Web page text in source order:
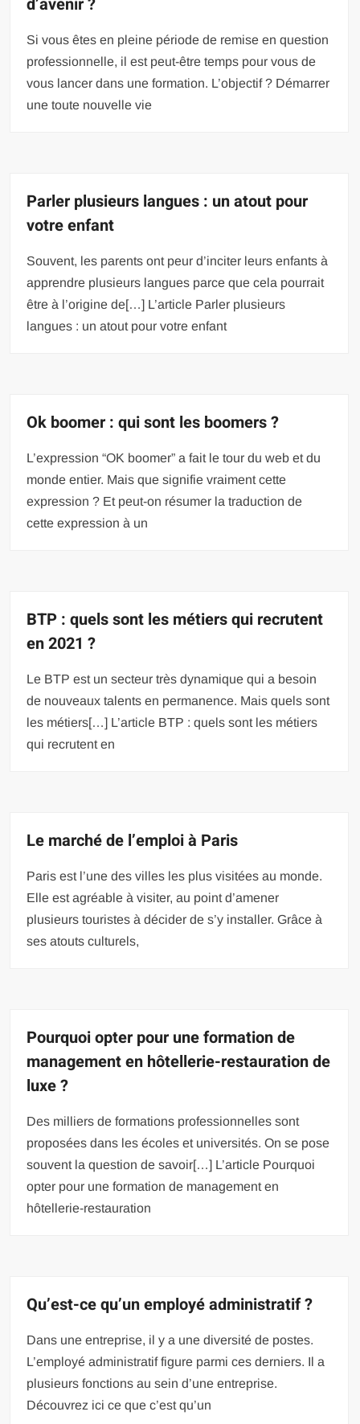
Si vous êtes en pleine période de remise en question
professionnelle, il est peut-être temps pour vous de
vous lancer dans une formation. L’objectif ? Démarrer
une toute nouvelle vie
Parler plusieurs langues : un atout pour
votre enfant
Souvent, les parents ont peur d’inciter leurs enfants à
apprendre plusieurs langues parce que cela pourrait
être à l’origine de[…] L’article Parler plusieurs
langues : un atout pour votre enfant
Ok boomer : qui sont les boomers ?
L’expression “OK boomer” a fait le tour du web et du
monde entier. Mais que signifie vraiment cette
expression ? Et peut-on résumer la traduction de
cette expression à un
BTP : quels sont les métiers qui recrutent
en 2021 ?
Le BTP est un secteur très dynamique qui a besoin
de nouveaux talents en permanence. Mais quels sont
les métiers[…] L’article BTP : quels sont les métiers
qui recrutent en
Le marché de l’emploi à Paris
Paris est l’une des villes les plus visitées au monde.
Elle est agréable à visiter, au point d’amener
plusieurs touristes à décider de s’y installer. Grâce à
ses atouts culturels,
Pourquoi opter pour une formation de
management en hôtellerie-restauration de
luxe ?
Des milliers de formations professionnelles sont
proposées dans les écoles et universités. On se pose
souvent la question de savoir[…] L’article Pourquoi
opter pour une formation de management en
hôtellerie-restauration
Qu’est-ce qu’un employé administratif ?
Dans une entreprise, il y a une diversité de postes.
L’employé administratif figure parmi ces derniers. Il a
plusieurs fonctions au sein d’une entreprise.
Découvrez ici ce que c’est qu’un